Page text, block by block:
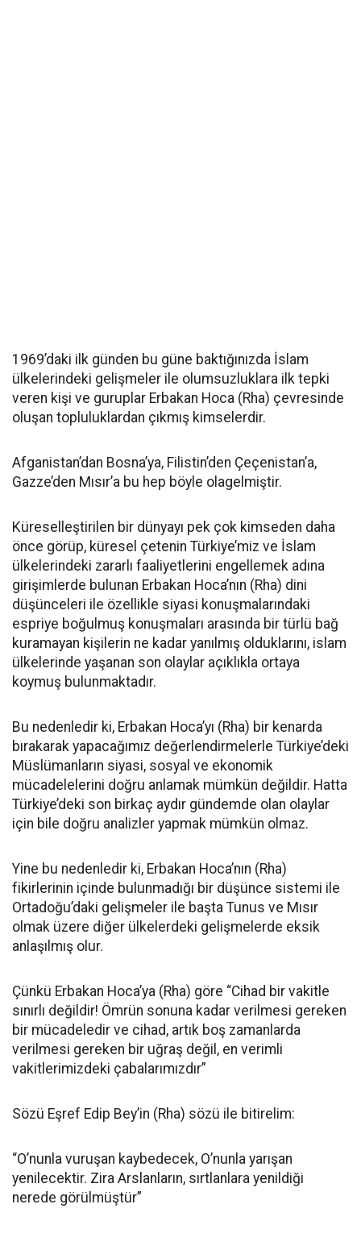
1969’daki ilk günden bu güne baktığınızda İslam
ülkelerindeki gelişmeler ile olumsuzluklara ilk tepki
veren kişi ve guruplar Erbakan Hoca (Rha) çevresinde
oluşan topluluklardan çıkmış kimselerdir.
Afganistan’dan Bosna’ya, Filistin’den Çeçenistan’a,
Gazze’den Mısır’a bu hep böyle olagelmiştir.
Küreselleştirilen bir dünyayı pek çok kimseden daha
önce görüp, küresel çetenin Türkiye’miz ve İslam
ülkelerindeki zararlı faaliyetlerini engellemek adına
girişimlerde bulunan Erbakan Hoca’nın (Rha) dini
düşünceleri ile özellikle siyasi konuşmalarındaki
espriye boğulmuş konuşmaları arasında bir türlü bağ
kuramayan kişilerin ne kadar yanılmış olduklarını, islam
ülkelerinde yaşanan son olaylar açıklıkla ortaya
koymuş bulunmaktadır.
Bu nedenledir ki, Erbakan Hoca’yı (Rha) bir kenarda
bırakarak yapacağımız değerlendirmelerle Türkiye’deki
Müslümanların siyasi, sosyal ve ekonomik
mücadelelerini doğru anlamak mümkün değildir. Hatta
Türkiye’deki son birkaç aydır gündemde olan olaylar
için bile doğru analizler yapmak mümkün olmaz.
Yine bu nedenledir ki, Erbakan Hoca’nın (Rha)
fikirlerinin içinde bulunmadığı bir düşünce sistemi ile
Ortadoğu’daki gelişmeler ile başta Tunus ve Mısır
olmak üzere diğer ülkelerdeki gelişmelerde eksik
anlaşılmış olur.
Çünkü Erbakan Hoca’ya (Rha) göre “Cihad bir vakitle
sınırlı değildir! Ömrün sonuna kadar verilmesi gereken
bir mücadeledir ve cihad, artık boş zamanlarda
verilmesi gereken bir uğraş değil, en verimli
vakitlerimizdeki çabalarımızdır”
Sözü Eşref Edip Bey’in (Rha) sözü ile bitirelim:
“O’nunla vuruşan kaybedecek, O’nunla yarışan
yenilecektir. Zira Arslanların, sırtlanlara yenildiği
nerede görülmüştür”